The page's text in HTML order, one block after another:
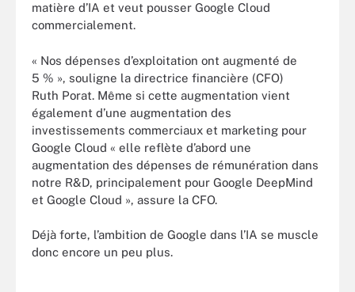
matière d’IA et veut pousser Google Cloud
commercialement.
« Nos dépenses d’exploitation ont augmenté de
5 % », souligne la directrice financière (CFO)
Ruth Porat. Même si cette augmentation vient
également d’une augmentation des
investissements commerciaux et marketing pour
Google Cloud « elle reflète d’abord une
augmentation des dépenses de rémunération dans
notre R&D, principalement pour Google DeepMind
et Google Cloud », assure la CFO.
Déjà forte, l’ambition de Google dans l’IA se muscle
donc encore un peu plus.